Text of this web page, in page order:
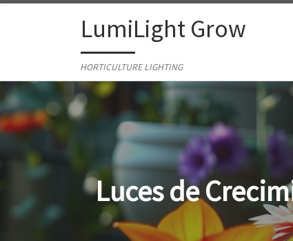
Skip to contentLumiLight Grow
HORTICULTURE LIGHTING
Lámparas para